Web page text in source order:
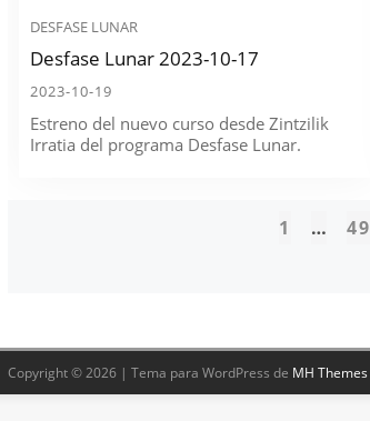
DESFASE LUNAR
Desfase Lunar 2023-10-17
2023-10-19
Estreno del nuevo curso desde Zintzilik
Irratia del programa Desfase Lunar.
1 … 49
Copyright © 2026 | Tema para WordPress de MH Themes